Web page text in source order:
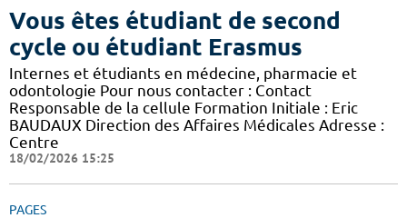
Vous êtes étudiant de second
cycle ou étudiant Erasmus
Internes et étudiants en médecine, pharmacie et
odontologie Pour nous contacter : Contact
Responsable de la cellule Formation Initiale : Eric
BAUDAUX Direction des Affaires Médicales Adresse :
Centre
18/02/2026 15:25
PAGES